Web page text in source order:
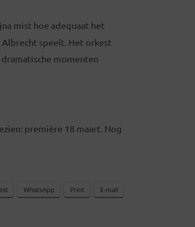
mist hoe adequaat het
speelt. Het orkest
momenten
première 18 maart. Nog
WhatsApp Print E-mail